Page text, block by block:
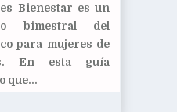
Bienestar es un
bimestral del
para mujeres de
En esta guía
que...